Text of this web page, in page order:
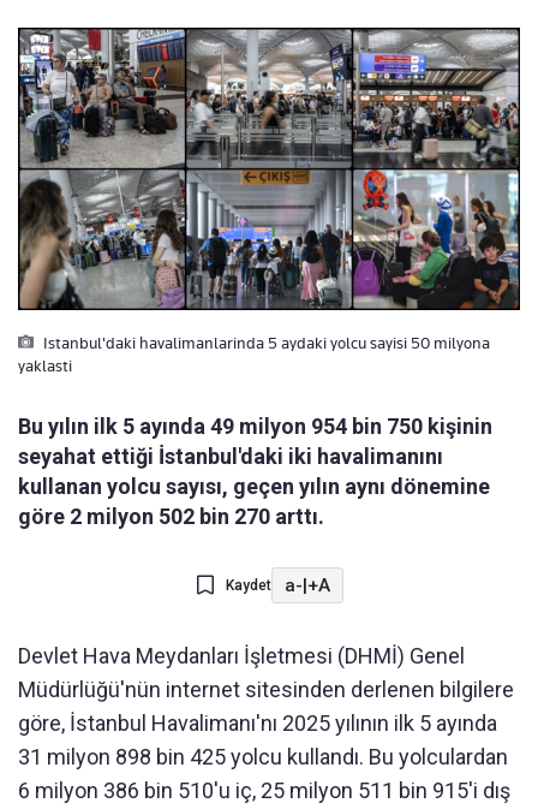
Istanbul'daki havalimanlarinda 5 aydaki yolcu sayisi 50 milyona
yaklasti
Bu yılın ilk 5 ayında 49 milyon 954 bin 750 kişinin
seyahat ettiği İstanbul'daki iki havalimanını
kullanan yolcu sayısı, geçen yılın aynı dönemine
göre 2 milyon 502 bin 270 arttı.
Kaydet a-|+A
Devlet Hava Meydanları İşletmesi (DHMİ) Genel
Müdürlüğü'nün internet sitesinden derlenen bilgilere
göre, İstanbul Havalimanı'nı 2025 yılının ilk 5 ayında
31 milyon 898 bin 425 yolcu kullandı. Bu yolculardan
6 milyon 386 bin 510'u iç, 25 milyon 511 bin 915'i dış